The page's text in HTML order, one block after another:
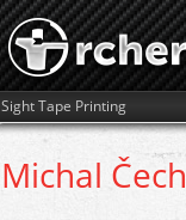
Sight Tape Printing
Michal Čech